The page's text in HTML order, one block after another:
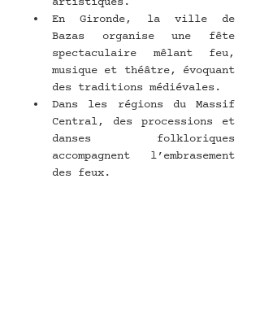
En Gironde, la ville de
Bazas organise une fête
spectaculaire mêlant feu,
musique et théâtre, évoquant
des traditions médiévales.
Dans les régions du Massif
Central, des processions et
danses folkloriques
accompagnent l’embrasement
des feux.